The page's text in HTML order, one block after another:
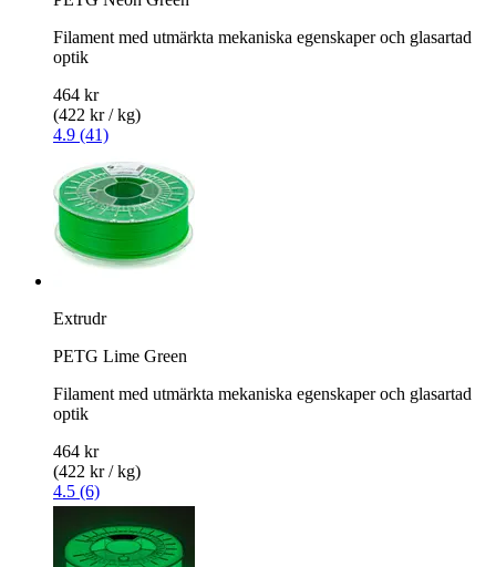
Filament med utmärkta mekaniska egenskaper och glasartad
optik
464 kr
(422 kr / kg)
4.9 (41)
Extrudr
PETG Lime Green
Filament med utmärkta mekaniska egenskaper och glasartad
optik
464 kr
(422 kr / kg)
4.5 (6)